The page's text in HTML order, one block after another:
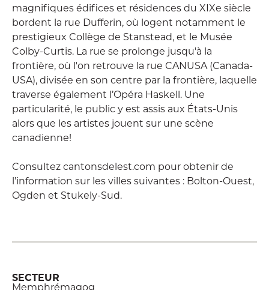
magnifiques édifices et résidences du XIXe siècle
bordent la rue Dufferin, où logent notamment le
prestigieux Collège de Stanstead, et le Musée
Colby-Curtis. La rue se prolonge jusqu'à la
frontière, où l'on retrouve la rue CANUSA (Canada-
USA), divisée en son centre par la frontière, laquelle
traverse également l’Opéra Haskell. Une
particularité, le public y est assis aux États-Unis
alors que les artistes jouent sur une scène
canadienne!
Consultez cantonsdelest.com pour obtenir de
l’information sur les villes suivantes : Bolton-Ouest,
Ogden et Stukely-Sud.
SECTEUR
Memphrémagog